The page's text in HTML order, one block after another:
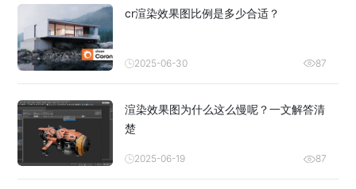
cr渲染效果图比例是多少合适？
2025-06-30 87
渲染效果图为什么这么慢呢？一文解答清
楚
2025-06-19 87